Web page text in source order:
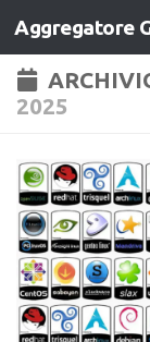
Salta al
Aggregatore
2025